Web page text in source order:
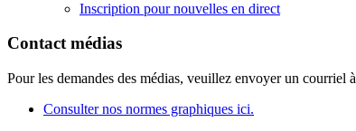
Inscription pour nouvelles en direct
Contact médias
Pour les demandes des médias, veuillez envoyer un courriel à
Consulter nos normes graphiques ici.